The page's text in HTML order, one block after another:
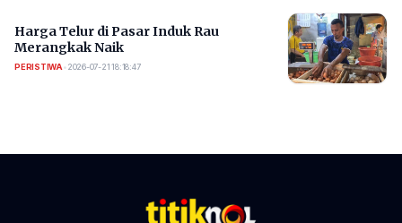
Harga Telur di Pasar Induk Rau
Merangkak Naik
PERISTIWA• 2026-07-21 18:18:47